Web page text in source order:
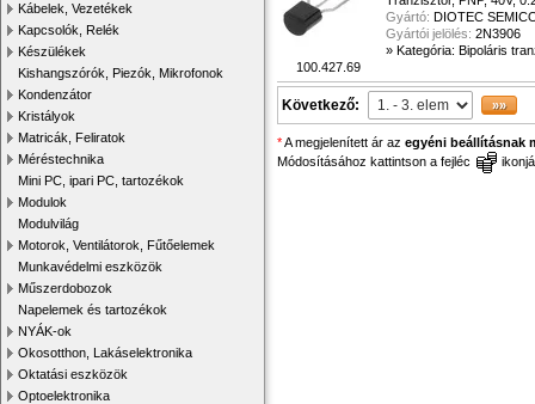
Kábelek, Vezetékek
Kapcsolók, Relék
Készülékek
Kishangszórók, Piezók, Mikrofonok
Kondenzátor
Kristályok
Matricák, Feliratok
Méréstechnika
Mini PC, ipari PC, tartozékok
Modulok
Modulvilág
Motorok, Ventilátorok, Fűtőelemek
Munkavédelmi eszközök
Műszerdobozok
Napelemek és tartozékok
NYÁK-ok
Okosotthon, Lakáselektronika
Oktatási eszközök
Optoelektronika
100.427.69
Gyártó: DIOTEC
Gyártói jelölés: 2N3906
» Kategória: Bipoláris
Következő:
*A megjelenített ár az egyéni beállításnak
Módosításához kattintson a fejléc